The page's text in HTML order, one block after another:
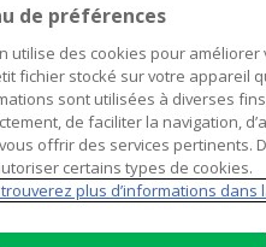
ne sont pas
multiples
analyst chez
de préférences
utilise des cookies pour
fichier stocké sur votre appareil
sont utilisées à diverses
de faciliter la navigation,
offrir des services pertinents.
certains types de cookies.
plus d’informations